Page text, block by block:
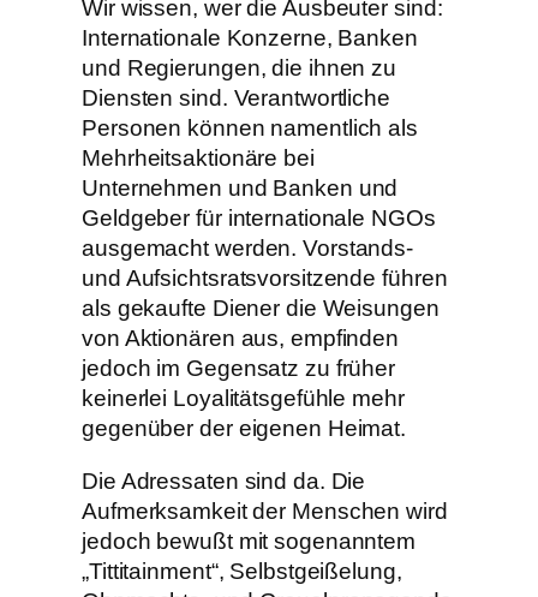
Wir wissen, wer die Ausbeuter sind:
Internationale Konzerne, Banken
und Regierungen, die ihnen zu
Diensten sind. Verantwortliche
Personen können namentlich als
Mehrheitsaktionäre bei
Unternehmen und Banken und
Geldgeber für internationale NGOs
ausgemacht werden. Vorstands-
und Aufsichtsratsvorsitzende führen
als gekaufte Diener die Weisungen
von Aktionären aus, empfinden
jedoch im Gegensatz zu früher
keinerlei Loyalitätsgefühle mehr
gegenüber der eigenen Heimat.
Die Adressaten sind da. Die
Aufmerksamkeit der Menschen wird
jedoch bewußt mit sogenanntem
„Tittitainment“, Selbstgeißelung,